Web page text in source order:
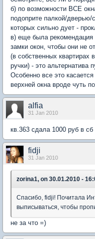
б) по возможности ВСЕ
подоприте палкой/дверью/
которых сильно дует -
в) еще была рекомендация
замки окон, чтобы они не
(в собственных квартирах
ручки) - это альтернатива
Особенно все это
верхней окна вроде чуть
alfia
31 Jan 2010
кв.363 сдала 1000 руб в сб
fidji
31 Jan 2010
zorina1, on 30.01.2010 -
Спасибо, fidji! Почитала
выписываться, чтобы
не за что =)